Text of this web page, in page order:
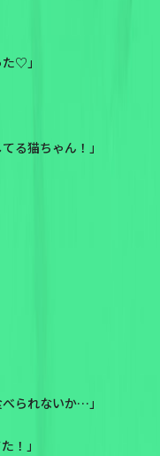
♡」
る猫ちゃん！」
られないか…」
！」